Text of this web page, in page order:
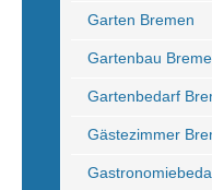
Garten Bremen
Gartenbau
Gartenbedarf
Gästezimmer